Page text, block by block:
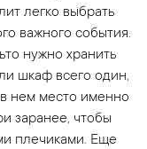
легко выбрать
важного события.
нужно хранить
шкаф всего один,
нем место именно
заранее, чтобы
плечиками. Еще